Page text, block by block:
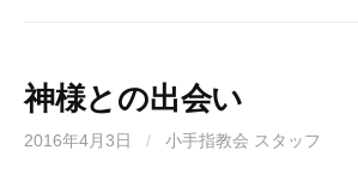
神様との出会い
2016年4月3日 / 小手指教会 スタッフ